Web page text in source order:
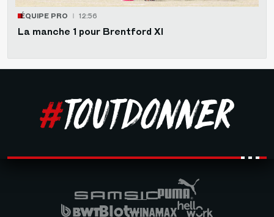
ÉQUIPE PRO 12:56
La manche 1 pour Brentford XI